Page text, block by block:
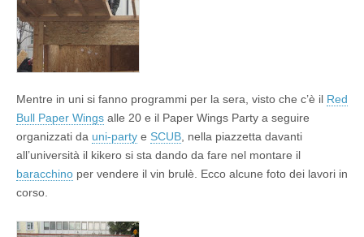
Mentre in uni si fanno programmi per la sera, visto che c’è il Red
Bull Paper Wings alle 20 e il Paper Wings Party a seguire
organizzati da uni-party e SCUB, nella piazzetta davanti
all’università il kikero si sta dando da fare nel montare il
baracchino per vendere il vin brulè. Ecco alcune foto dei lavori in
corso.